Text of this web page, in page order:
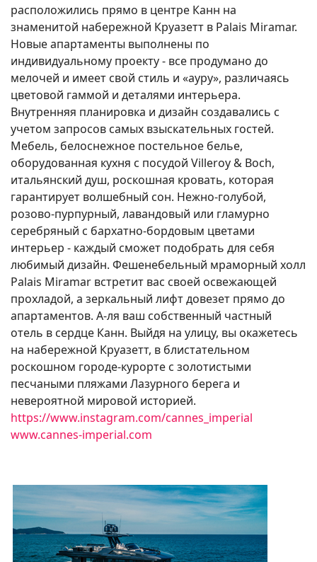
расположились прямо в центре Канн на
знаменитой набережной Круазетт в Palais Miramar.
Новые апартаменты выполнены по
индивидуальному проекту - все продумано до
мелочей и имеет свой стиль и «ауру», различаясь
цветовой гаммой и деталями интерьера.
Внутренняя планировка и дизайн создавались с
учетом запросов самых взыскательных гостей.
Мебель, белоснежное постельное белье,
оборудованная кухня с посудой Villeroy & Boch,
итальянский душ, роскошная кровать, которая
гарантирует волшебный сон. Нежно-голубой,
розово-пурпурный, лавандовый или гламурно
серебряный с бархатно-бордовым цветами
интерьер - каждый сможет подобрать для себя
любимый дизайн. Фешенебельный мраморный холл
Palais Miramar встретит вас своей освежающей
прохладой, а зеркальный лифт довезет прямо до
апартаментов. А-ля ваш собственный частный
отель в сердце Канн. Выйдя на улицу, вы окажетесь
на набережной Круазетт, в блистательном
роскошном городе-курорте с золотистыми
песчаными пляжами Лазурного берега и
невероятной мировой историей.
https://www.instagram.com/cannes_imperial
www.cannes-imperial.com